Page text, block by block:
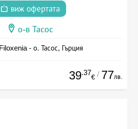
виж офертата
о-в Тасос
- о. Тасос, Гърция
39.37
€ / 77лв.